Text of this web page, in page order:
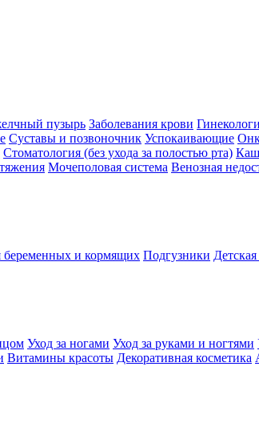
пузырь Заболевания крови
Суставы и позвоночник Успокаивающие
Стоматология (без ухода за полостью рта)
Мочеполовая система Венозная
беременных и кормящих Подгузники
Уход за ногами Уход за руками и ногтями
Витамины красоты Декоративная косметика